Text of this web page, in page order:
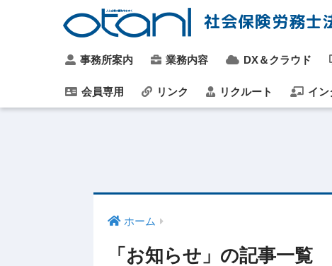
社会保険労務士
事務所案内 業務内容 DX＆クラウド
会員専用 リンク リクルート イン
ホーム
「お知らせ」の記事一覧